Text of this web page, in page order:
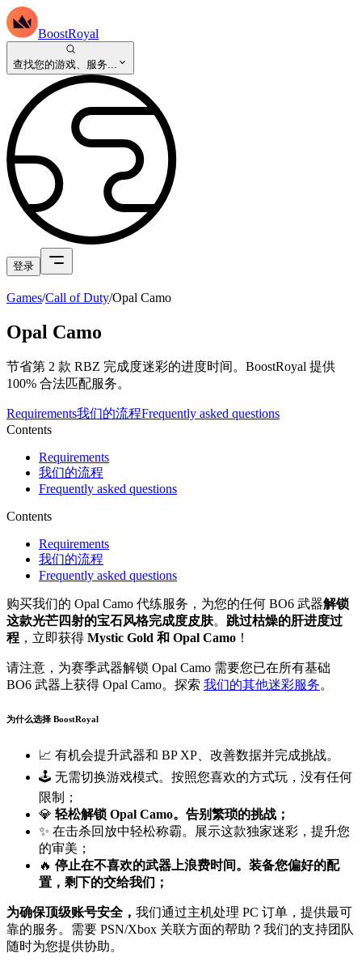
BoostRoyal
查找您的游戏、服务...
登录
Games/Call of Duty/Opal Camo
Opal Camo
节省第 2 款 RBZ 完成度迷彩的进度时间。BoostRoyal 提供
100% 合法匹配服务。
Requirements我们的流程Frequently asked questions
Contents
Requirements
我们的流程
Frequently asked questions
Contents
Requirements
我们的流程
Frequently asked questions
购买我们的 Opal Camo 代练服务，为您的任何 BO6 武器解锁
这款光芒四射的宝石风格完成度皮肤。 跳过枯燥的肝进度过
程 ，立即获得 Mystic Gold 和 Opal Camo ！
请注意，为赛季武器解锁 Opal Camo 需要您已在所有基础
BO6 武器上获得 Opal Camo。探索 我们的其他迷彩服务。
为什么选择 BoostRoyal
📈 有机会提升武器和 BP XP、改善数据并完成挑战。
🕹️ 无需切换游戏模式。按照您喜欢的方式玩，没有任何
限制；
💎 轻松解锁 Opal Camo。告别繁琐的挑战；
✨ 在击杀回放中轻松称霸。展示这款独家迷彩，提升您
的审美；
🔥 停止在不喜欢的武器上浪费时间。装备您偏好的配
置，剩下的交给我们；
为确保顶级账号安全， 我们通过主机处理 PC 订单，提供最可
靠的服务。需要 PSN/Xbox 关联方面的帮助？我们的支持团队
随时为您提供协助。